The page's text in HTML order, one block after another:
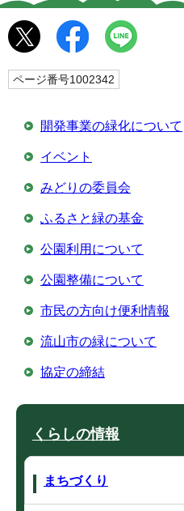
ページ番号1002342
開発事業の緑化について
イベント
みどりの委員会
ふるさと緑の基金
公園利用について
公園整備について
市民の方向け便利情報
流山市の緑について
協定の締結
くらしの情報
まちづくり